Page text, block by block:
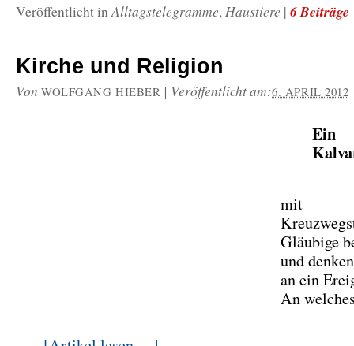
Veröffentlicht inAlltagstelegramme, Haustiere | 6 Beiträge
Kirche und Religion
Von WOLFGANG HIEBER | Veröffentlicht am:6. APRIL 2012
Ein
mit
Gläubige
und denken
an ein
An